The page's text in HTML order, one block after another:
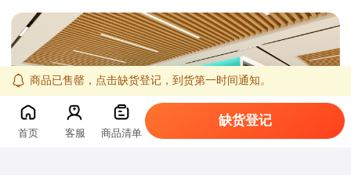
商品已售罄，点击缺货登记，到货第一时间通知。
首页 客服 商品清单
缺货登记